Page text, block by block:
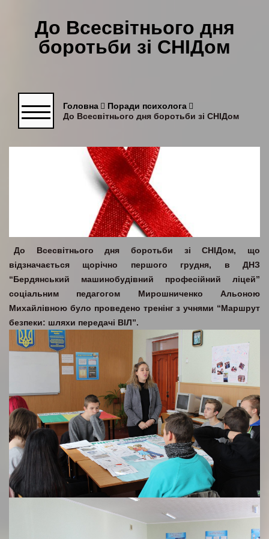
До Всесвітнього дня
боротьби зі СНІДом
Головна
Поради психолога
До Всесвітнього дня боротьби зі СНІДом
До Всесвітнього дня боротьби зі СНІДом, що
відзначається щорічно першого грудня, в ДНЗ
“Бердянський машинобудівний професійний ліцей”
соціальним педагогом Мирошниченко Альоною
Михайлівною було проведено тренінг з учнями “Маршрут
безпеки: шляхи передачі ВІЛ”.